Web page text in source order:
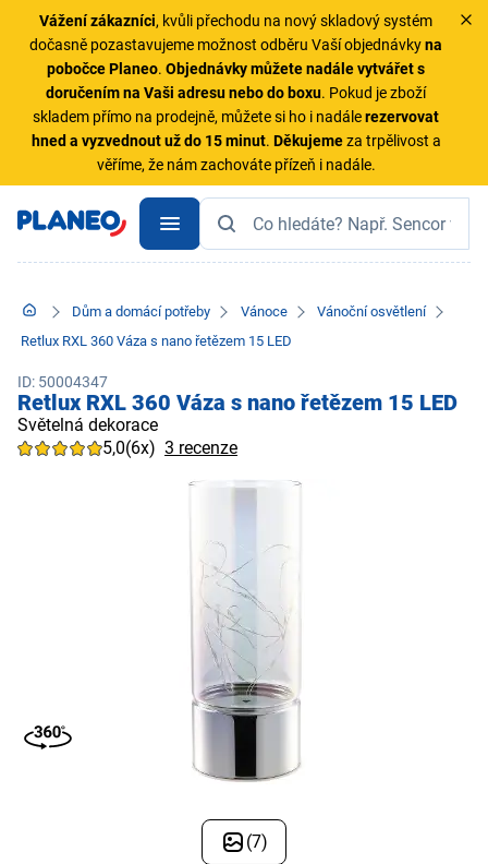
Vážení zákazníci, kvůli přechodu na nový skladový systém
dočasně pozastavujeme možnost odběru Vaší objednávkyna
pobočce Planeo.Objednávky můžete nadále vytvářet s
doručením na Vaši adresu nebo do boxu. Pokud je zboží
skladem přímo na prodejně, můžete si ho i nadálerezervovat
hned a vyzvednout už do 15 minut. Děkujemeza trpělivost a
věříme, že nám zachováte přízeň i nadále.
Dům a domácí potřeby Vánoce
Vánoční osvětlení
Retlux RXL 360 Váza s nano řetězem 15 LED
ID: 50004347
Retlux RXL 360 Váza s nano řetězem 15 LED
Světelná dekorace
5,0(6x) 3 recenze
(7)